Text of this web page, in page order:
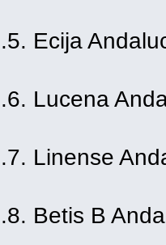
.5. Ecija
.6. Lucena
.7. Linense
.8. Betis B